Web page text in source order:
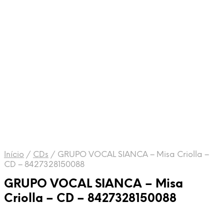
Início / CDs / GRUPO VOCAL SIANCA – Misa Criolla –
CD – 8427328150088
GRUPO VOCAL SIANCA – Misa
Criolla – CD – 8427328150088